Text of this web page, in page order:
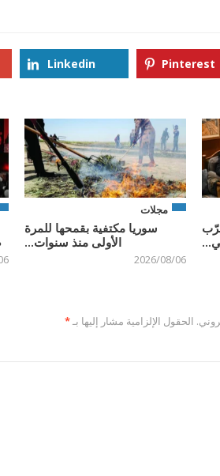
Linkedin Pinterest
مجلات
سوريا مكتفية بقمحها للمرة
الأولى منذ سنوات...
2026/08/06
الحقول الإلزامية مشار إليها بـ*